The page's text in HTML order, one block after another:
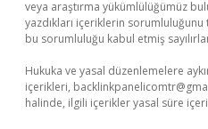
veya araştırma yükümlülüğümüz
yazdıkları içeriklerin
bu sorumluluğu kabul etmiş
Hukuka ve yasal düzenlemelere
içerikleri,
halinde, ilgili içerikler yasal süre